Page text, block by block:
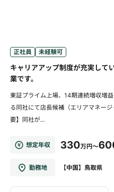
正社員 未経験可
キャリアアップ制度が充実して
業です。
東証プライム上場、14期連続増収増
る同社にて店長候補（エリアマネー
要】同社が...
想定年収 330万円～
勤務地 【中国】鳥取県